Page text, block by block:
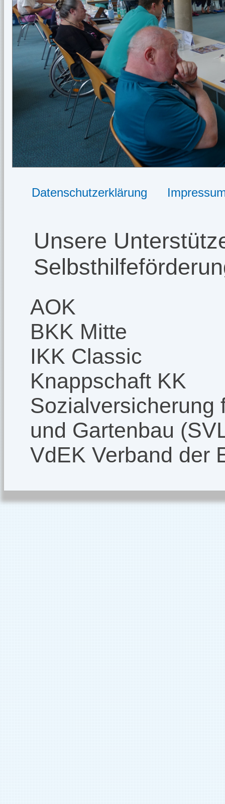
Datenschutzerklärung
Unsere
AOK
BKK Mitte
IKK Classic
Knappschaft KK
Sozialversicherung
und Gartenbau
VdEK Verband der